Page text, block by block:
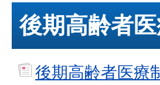
後期高齢者
後期高齢者医療